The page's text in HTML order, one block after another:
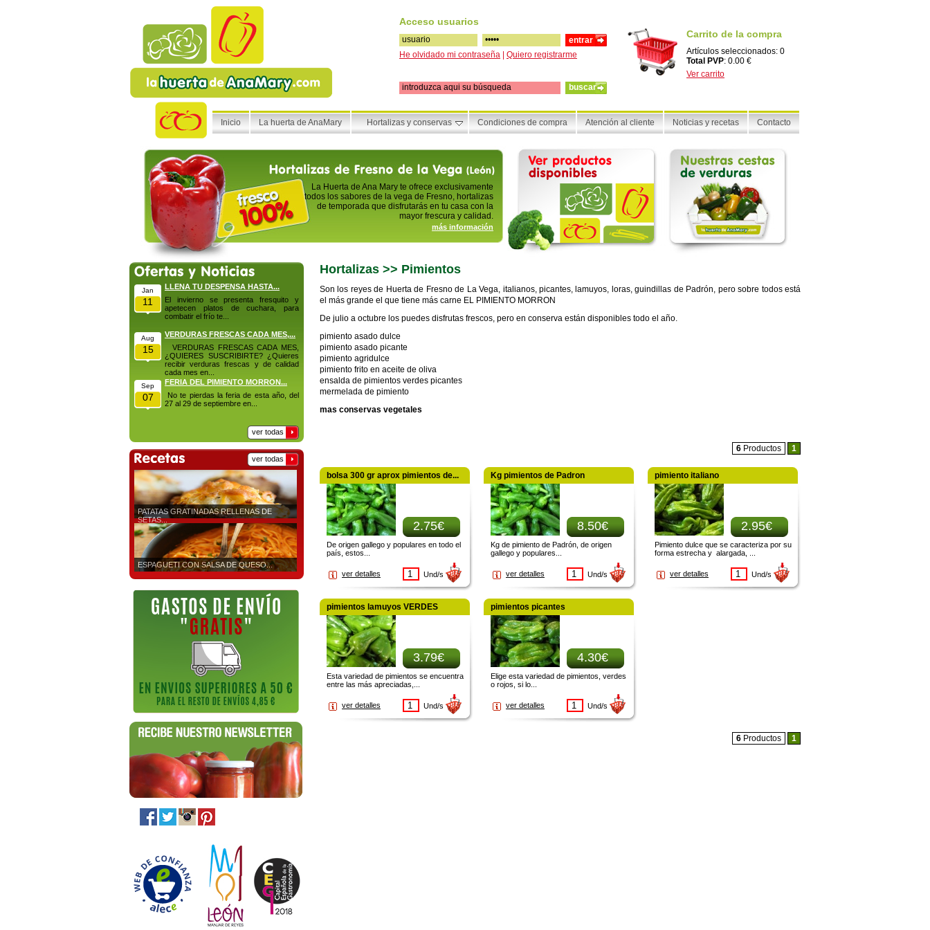
Acceso usuarios
He olvidado mi contraseña Quiero registrarme
Carrito de la compra
Artículos seleccionados: 0
Total PVP: 0.00 €
Ver carrito
buscar
Inicio La huerta de AnaMary Hortalizas y conservas Condiciones de compra Atención al cliente Noticias y recetas Contacto
La Huerta de Ana Mary te ofrece exclusivamente
todos los sabores de la vega de Fresno, hortalizas
de temporada que disfrutarás en tu casa con la
mayor frescura y calidad.
más información
Jan
11
LLENA TU DESPENSA HASTA...
El invierno se presenta fresquito y
apetecen platos de cuchara, para
combatir el frío te...
Aug
15
VERDURAS FRESCAS CADA MES,...
VERDURAS FRESCAS CADA MES,
¿QUIERES SUSCRIBIRTE? ¿Quieres
recibir verduras frescas y de calidad
cada mes en...
Sep
07
FERIA DEL PIMIENTO MORRON...
No te pierdas la feria de esta año, del
27 al 29 de septiembre en...
ver todas
ver todas
PATATAS GRATINADAS RELLENAS DE
SETAS...
ESPAGUETI CON SALSA DE QUESO...
Hortalizas >> Pimientos
Son los reyes de Huerta de Fresno de La Vega, italianos, picantes, lamuyos, loras, guindillas de Padrón, pero sobre todos está
el más grande el que tiene más carne EL PIMIENTO MORRON
De julio a octubre los puedes disfrutas frescos, pero en conserva están disponibles todo el año.
pimiento asado dulce
pimiento asado picante
pimiento agridulce
pimiento frito en aceite de oliva
ensalda de pimientos verdes picantes
mermelada de pimiento
mas conservas vegetales
6 Productos 1
bolsa 300 gr aprox pimientos de...
2.75€
De origen gallego y populares en todo el
país, estos...
ver detalles Und/s
Kg pimientos de Padron
8.50€
Kg de pimiento de Padrón, de origen
gallego y populares...
ver detalles Und/s
pimiento italiano
2.95€
Pimiento dulce que se caracteriza por su
forma estrecha y alargada, ...
ver detalles Und/s
pimientos lamuyos VERDES
3.79€
Esta variedad de pimientos se encuentra
entre las más apreciadas,...
ver detalles Und/s
pimientos picantes
4.30€
Elige esta variedad de pimientos, verdes
o rojos, si lo...
ver detalles Und/s
6 Productos 1